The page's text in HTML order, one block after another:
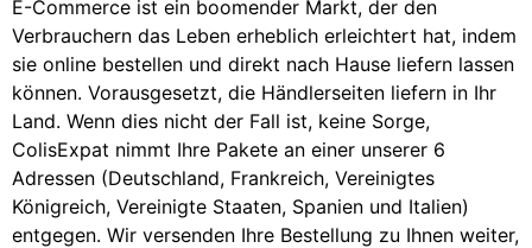
E-Commerce ist ein boomender Markt, der den
Verbrauchern das Leben erheblich erleichtert hat, indem
sie online bestellen und direkt nach Hause liefern lassen
können. Vorausgesetzt, die Händlerseiten liefern in Ihr
Land. Wenn dies nicht der Fall ist, keine Sorge,
ColisExpat nimmt Ihre Pakete an einer unserer 6
Adressen (Deutschland, Frankreich, Vereinigtes
Königreich, Vereinigte Staaten, Spanien und Italien)
entgegen. Wir versenden Ihre Bestellung zu Ihnen weiter,